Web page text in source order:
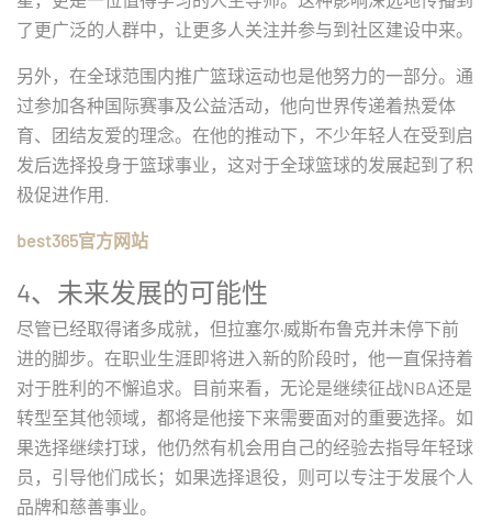
了更广泛的人群中，让更多人关注并参与到社区建设中来。
另外，在全球范围内推广篮球运动也是他努力的一部分。通
过参加各种国际赛事及公益活动，他向世界传递着热爱体
育、团结友爱的理念。在他的推动下，不少年轻人在受到启
发后选择投身于篮球事业，这对于全球篮球的发展起到了积
极促进作用.
best365官方网站
4、未来发展的可能性
尽管已经取得诸多成就，但拉塞尔·威斯布鲁克并未停下前
进的脚步。在职业生涯即将进入新的阶段时，他一直保持着
对于胜利的不懈追求。目前来看，无论是继续征战NBA还是
转型至其他领域，都将是他接下来需要面对的重要选择。如
果选择继续打球，他仍然有机会用自己的经验去指导年轻球
员，引导他们成长；如果选择退役，则可以专注于发展个人
品牌和慈善事业。